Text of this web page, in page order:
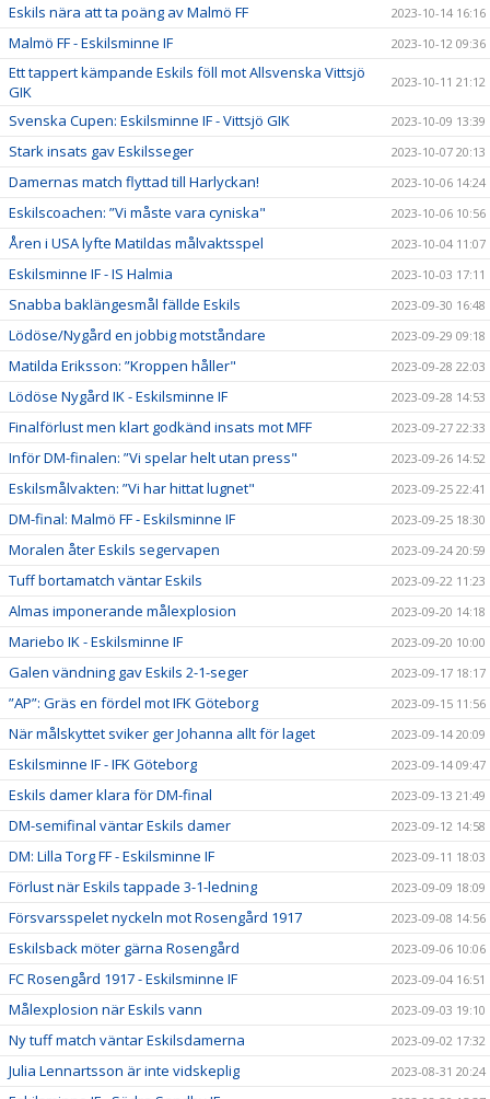
Eskils nära att ta poäng av Malmö FF 2023-10-14 16:16
Malmö FF - Eskilsminne IF 2023-10-12 09:36
Ett tappert kämpande Eskils föll mot Allsvenska Vittsjö
GIK
2023-10-11 21:12
Svenska Cupen: Eskilsminne IF - Vittsjö GIK 2023-10-09 13:39
Stark insats gav Eskilsseger 2023-10-07 20:13
Damernas match flyttad till Harlyckan! 2023-10-06 14:24
Eskilscoachen: ”Vi måste vara cyniska" 2023-10-06 10:56
Åren i USA lyfte Matildas målvaktsspel 2023-10-04 11:07
Eskilsminne IF - IS Halmia 2023-10-03 17:11
Snabba baklängesmål fällde Eskils 2023-09-30 16:48
Lödöse/Nygård en jobbig motståndare 2023-09-29 09:18
Matilda Eriksson: ”Kroppen håller" 2023-09-28 22:03
Lödöse Nygård IK - Eskilsminne IF 2023-09-28 14:53
Finalförlust men klart godkänd insats mot MFF 2023-09-27 22:33
Inför DM-finalen: ”Vi spelar helt utan press" 2023-09-26 14:52
Eskilsmålvakten: ”Vi har hittat lugnet" 2023-09-25 22:41
DM-final: Malmö FF - Eskilsminne IF 2023-09-25 18:30
Moralen åter Eskils segervapen 2023-09-24 20:59
Tuff bortamatch väntar Eskils 2023-09-22 11:23
Almas imponerande målexplosion 2023-09-20 14:18
Mariebo IK - Eskilsminne IF 2023-09-20 10:00
Galen vändning gav Eskils 2-1-seger 2023-09-17 18:17
”AP”: Gräs en fördel mot IFK Göteborg 2023-09-15 11:56
När målskyttet sviker ger Johanna allt för laget 2023-09-14 20:09
Eskilsminne IF - IFK Göteborg 2023-09-14 09:47
Eskils damer klara för DM-final 2023-09-13 21:49
DM-semifinal väntar Eskils damer 2023-09-12 14:58
DM: Lilla Torg FF - Eskilsminne IF 2023-09-11 18:03
Förlust när Eskils tappade 3-1-ledning 2023-09-09 18:09
Försvarsspelet nyckeln mot Rosengård 1917 2023-09-08 14:56
Eskilsback möter gärna Rosengård 2023-09-06 10:06
FC Rosengård 1917 - Eskilsminne IF 2023-09-04 16:51
Målexplosion när Eskils vann 2023-09-03 19:10
Ny tuff match väntar Eskilsdamerna 2023-09-02 17:32
Julia Lennartsson är inte vidskeplig 2023-08-31 20:24